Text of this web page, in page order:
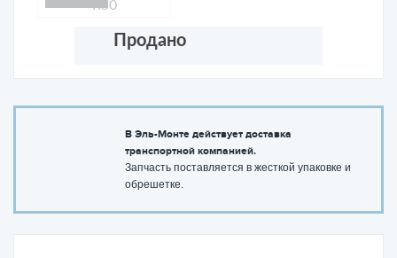
Продано
В Эль-Монте действует доставка
транспортной компанией.
Запчасть поставляется в жесткой упаковке и
обрешетке.